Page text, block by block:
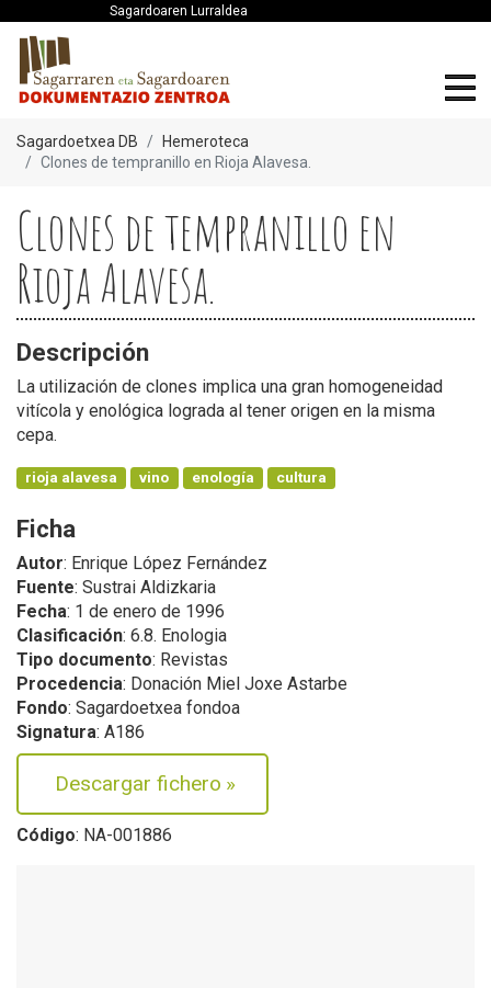
Sagardoaren Lurraldea
Sagardoetxea DB
Hemeroteca
Clones de tempranillo en Rioja Alavesa.
Clones de tempranillo en
Rioja Alavesa.
Descripción
La utilización de clones implica una gran homogeneidad
vitícola y enológica lograda al tener origen en la misma
cepa.
rioja alavesa vino enología cultura
Ficha
Autor: Enrique López Fernández
Fuente: Sustrai Aldizkaria
Fecha: 1 de enero de 1996
Clasificación: 6.8. Enologia
Tipo documento: Revistas
Procedencia: Donación Miel Joxe Astarbe
Fondo: Sagardoetxea fondoa
Signatura: A186
Descargar fichero »
Código: NA-001886